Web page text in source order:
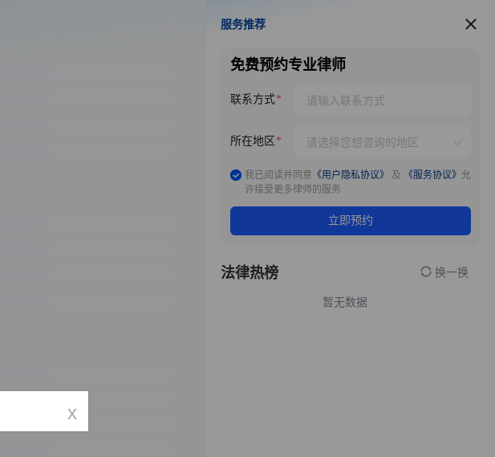
服务推荐
服务推荐
免费预约专业律师
联系方式
所在地区
我已阅读并同意 《用户隐私协议》 及 《服务协议》 允
许接受更多律师的服务
立即预约
法律热榜 换一换
暂无数据
x